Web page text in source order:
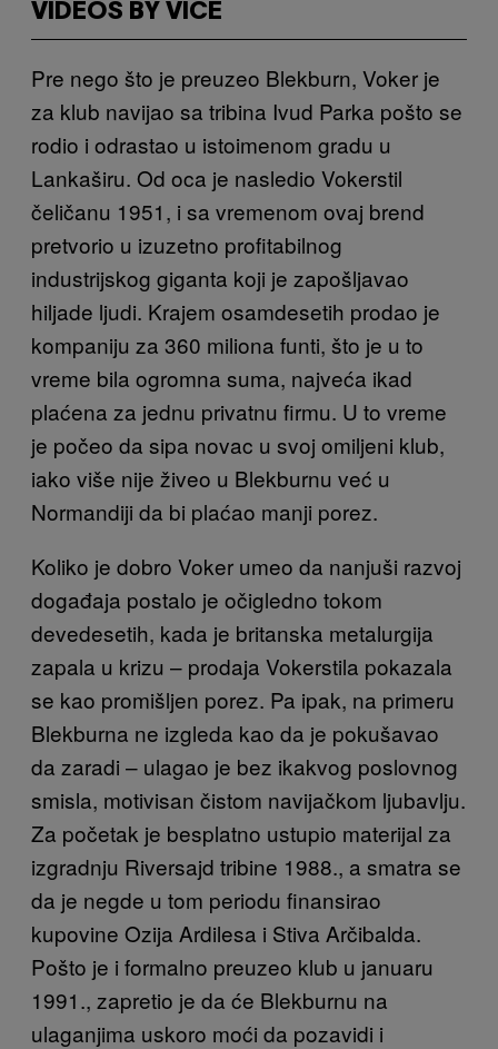
VIDEOS BY VICE
Pre nego što je preuzeo Blekburn, Voker je
za klub navijao sa tribina Ivud Parka pošto se
rodio i odrastao u istoimenom gradu u
Lankaširu. Od oca je nasledio Vokerstil
čeličanu 1951, i sa vremenom ovaj brend
pretvorio u izuzetno profitabilnog
industrijskog giganta koji je zapošljavao
hiljade ljudi. Krajem osamdesetih prodao je
kompaniju za 360 miliona funti, što je u to
vreme bila ogromna suma, najveća ikad
plaćena za jednu privatnu firmu. U to vreme
je počeo da sipa novac u svoj omiljeni klub,
iako više nije živeo u Blekburnu već u
Normandiji da bi plaćao manji porez.
Koliko je dobro Voker umeo da nanjuši razvoj
događaja postalo je očigledno tokom
devedesetih, kada je britanska metalurgija
zapala u krizu – prodaja Vokerstila pokazala
se kao promišljen porez. Pa ipak, na primeru
Blekburna ne izgleda kao da je pokušavao
da zaradi – ulagao je bez ikakvog poslovnog
smisla, motivisan čistom navijačkom ljubavlju.
Za početak je besplatno ustupio materijal za
izgradnju Riversajd tribine 1988., a smatra se
da je negde u tom periodu finansirao
kupovine Ozija Ardilesa i Stiva Arčibalda.
Pošto je i formalno preuzeo klub u januaru
1991., zapretio je da će Blekburnu na
ulaganjima uskoro moći da pozavidi i